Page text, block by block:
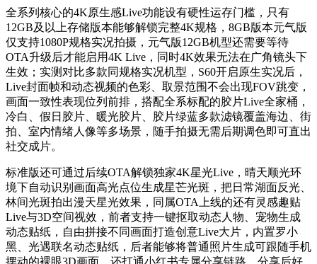
全系列核心的4K原生感Live功能设有硬性运存门槛，只有
12GB及以上存储版本能够解锁完整4K规格，8GB版本元气版
仅支持1080P规格实况拍摄，元气版12GB机型还需要等待
OTA升级后才能启用4K Live，同时4K效果无法在广角镜头下
生效；实测对比多款同规格实况机型，S60开启原生实况后，
Live封面帧和动态视频的色彩、取景范围不会出现FOV跳变，
画面一致性表现位列前排，搭配全系标配的胶片Live全家桶，
冷白、假日胶片、暖光胶片、胶片绿蓝多款滤镜覆盖海边、街
拍、室内情绪人像等多场景，随手拍摄无需后期调色即可直出
社交成片。
标准版还可通过后续OTA解锁独家4K星光Live，晴天顺光环
境下自动识别画面高光点位生成星芒光斑，把日常湖面反光、
林间光斑拍出漫天星光效果，同属OTA上线的还有灵感趣贴
Live与3D空间视效，前者支持一键抠取动态人物、宠物生成
动态贴纸，自由拼接不同画面打造创意Live大片，内置罗小
黑、光遇联名动态贴纸，后者能够将普通照片生成可跟随手机